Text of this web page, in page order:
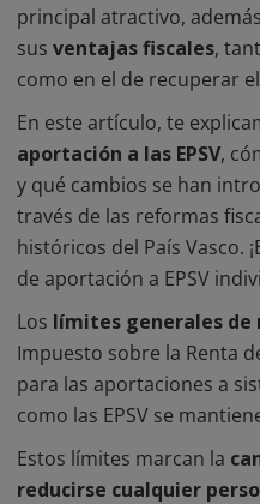
principal atractivo,
sus ventajas fiscales,
como en el de recuperar
En este artículo, te
aportación a las EPSV,
y qué cambios se han
través de las reformas
históricos del País Vasco.
de aportación a EPSV
Los límites generales de
Impuesto sobre la Renta
para las aportaciones a
como las EPSV se
Estos límites marcan la
reducirse cualquier